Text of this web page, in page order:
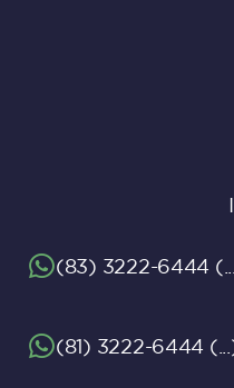
(83) 3222-6444
(81) 3222-6444